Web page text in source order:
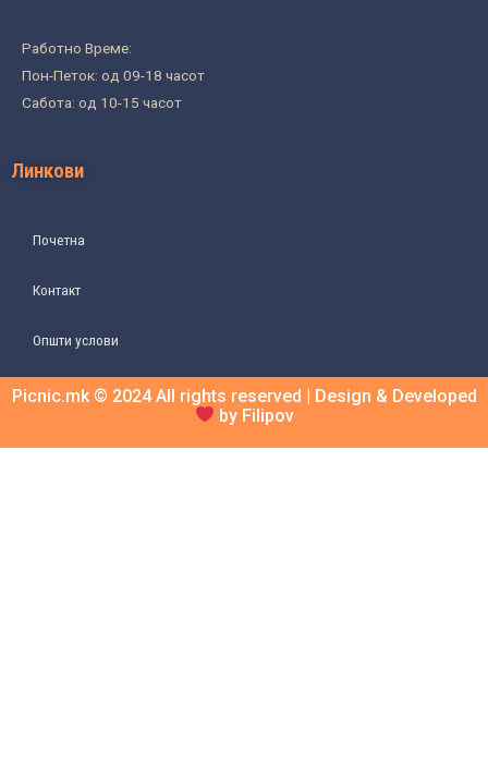
Работно Време:
Пон-Петок: од 09-18 часот
Сабота: од 10-15 часот
Линкови
Почетна
Контакт
Општи услови
Picnic.mk © 2024 All rights reserved | Design & Developed
by Filipov